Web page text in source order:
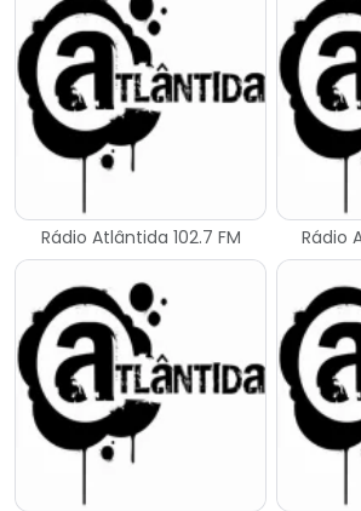
Rádio Atlântida 102.7 FM Rádio